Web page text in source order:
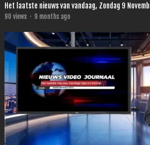
Het laatste nieuws van vandaag, Zondag 9
90 views · 9 months ago